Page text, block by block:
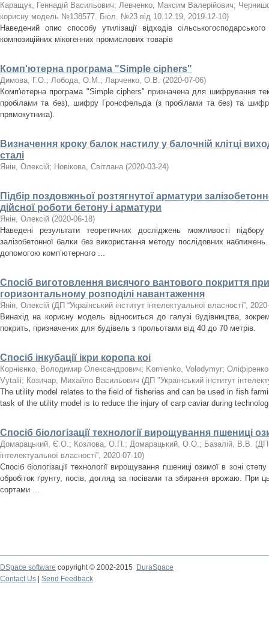
Каращук, Геннадій Васильович; Левченко, Максим Валерійович;
корисну модель №138577. Бюл. №23 від 10.12.19, 2019-12-10)
Наведений опис способу утилізації відходів
композиційних мікогенних промислових товарів
Комп'ютерна програма "Simple ciphers"
Димова, Г.О.; Лобода, О.М.; Ларченко, О.В. (2020-07-06)
Комп'ютерна програма "Simple ciphers" призначена для шифрування
пробілами та без), шифру Гронсфельда (з пробілами та без) та
прямокутника).
Визначення кроку балок настилу у балочній клітці
сталі
Янін, Олексій; Новікова, Світлана (2020-03-24)
Підбір поздовжньої розтягнутої арматури
дійсної роботи бетону і арматури
Янін, Олексій (2020-06-18)
Наведені результати теоретичних досліджень можливості підбору
залізобетонної балки без використання методу послідовних
допомогою комп’ютерного ...
Спосіб виготовлення висячого вантового покриття
горизонтальному розподілі навантаження
Янін, Олексій (ДП “Український інститут інтелектуальної власності”,
Винахід на корисну модель відноситься до галузі будівництва,
покрить, призначених для будівель з прольотами від 40 до 70 метрів.
Спосіб інкубації ікри коропа коі
Корнієнко, Володимир Олександрович; Kornienko, Volodymyr;
Vytalii; Козичар, Михайло Васильович (ДП "Український інститут
The utility model relates to the field of fisheries and can be used in fish
task of the utility model is to reduce the injury of carp caviar during
Спосіб біологізації технології вирощування пшениці
Домарацький, Є.О.; Козлова, О.П.; Домарацький, О.О.; Базалій, В.В. (ДП
інтелектуальної власності”, 2020-07-10)
Спосіб біологізації технології вирощування пшениці озимої в зоні
обробіток ґрунту, посів, догляд за посівами та збирання врожаю. При
сортами ...
DSpace software copyright © 2002-2015
DuraSpace
Contact Us
Send Feedback